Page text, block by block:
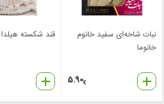
نبات شاخه‌ای سفید خانوم
خانوما
5.90€
قند شکسته هیلدا